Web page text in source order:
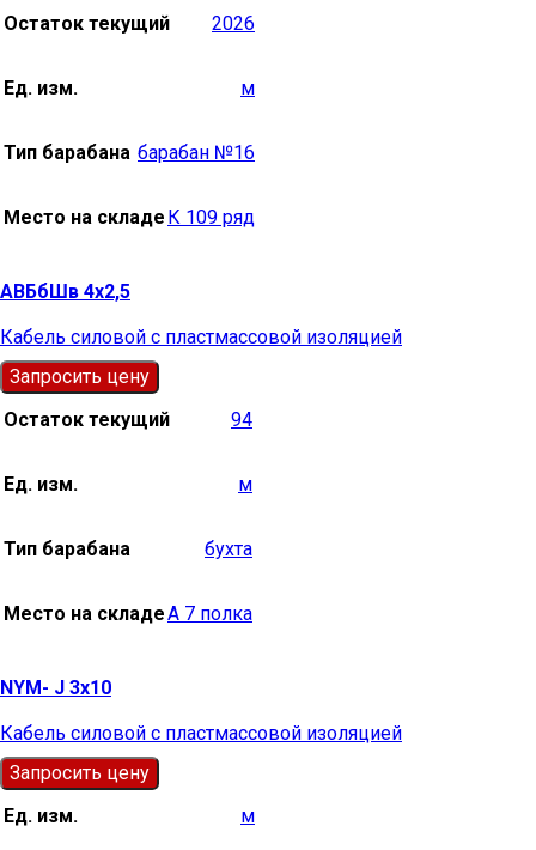
Остаток текущий
2026
Ед. изм. м
Тип барабана барабан №16
Место на складе К 109 ряд
АВБбШв 4х2,5
Кабель силовой с пластмассовой изоляцией
Запросить цену
Остаток текущий
94
Ед. изм. м
Тип барабана бухта
Место на складеА 7 полка
NYM- J 3х10
Кабель силовой с пластмассовой изоляцией
Запросить цену
Ед. изм.
м